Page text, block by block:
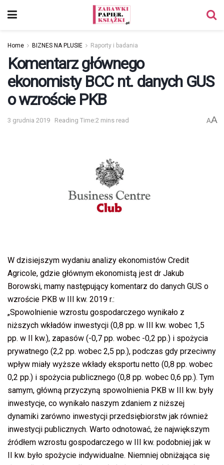
Home BIZNES NA PLUSIE Raporty i badania
Komentarz głównego
ekonomisty BCC nt. danych GUS
o wzroście PKB
3 grudnia 2019 Reading Time:2 mins read AA
W dzisiejszym wydaniu analizy ekonomistów Credit
Agricole, gdzie głównym ekonomistą jest dr Jakub
Borowski, mamy następujący komentarz do danych GUS o
wzroście PKB w III kw. 2019 r.:
„Spowolnienie wzrostu gospodarczego wynikało z
niższych wkładów inwestycji (0,8 pp. w III kw. wobec 1,5
pp. w II kw.), zapasów (-0,7 pp. wobec -0,2 pp.) i spożycia
prywatnego (2,2 pp. wobec 2,5 pp.), podczas gdy przeciwny
wpływ miały wyższe wkłady eksportu netto (0,8 pp. wobec
0,2 pp.) i spożycia publicznego (0,8 pp. wobec 0,6 pp.). Tym
samym, główną przyczyną spowolnienia PKB w III kw. były
inwestycje, co wynikało naszym zdaniem z niższej
dynamiki zarówno inwestycji przedsiębiorstw jak również
inwestycji publicznych. Warto odnotować, że największym
źródłem wzrostu gospodarczego w III kw. podobniej jak w
II kw. było spożycie indywidualne. Niemniej obniżająca się